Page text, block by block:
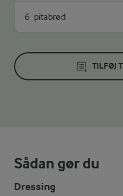
6 pitabrød
TILFØJ
Sådan gør du
Dressing